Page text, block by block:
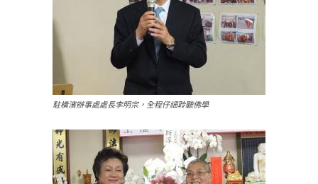
駐橫濱辦事處處長李明宗，全程仔細聆聽佛學